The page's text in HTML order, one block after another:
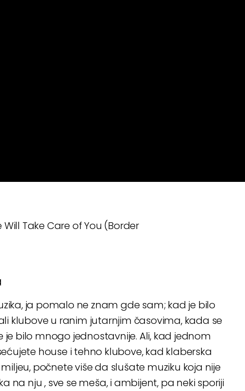
Take Care of You (Border
ja pomalo ne znam gde sam; kad je bilo
klubove u ranim jutarnjim časovima, kada se
je bilo mnogo jednostavnije. Ali, kad jednom
house i tehno klubove, kad klaberska
počnete više da slušate muziku koja nije
na nju , sve se meša, i ambijent, pa neki sporiji